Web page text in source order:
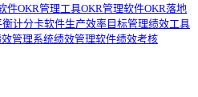
件OKR管理工具OKR管理软件OKR落地
衡计分卡软件生产效率 目标管理绩效工具
管理系统绩效管理软件绩效考核